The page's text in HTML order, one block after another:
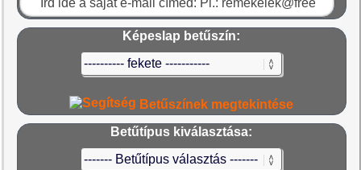
Képeslap betűszín:
Betűszínek megtekintése
Betűtípus kiválasztása: